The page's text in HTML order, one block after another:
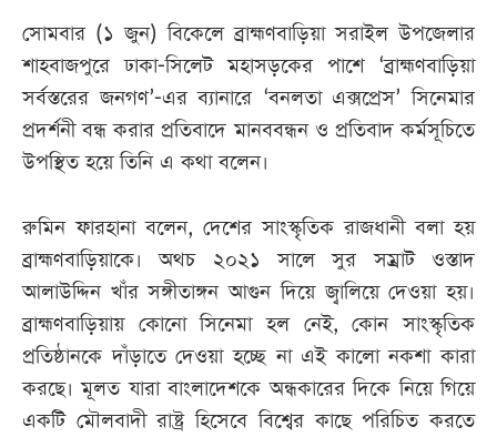
সোমবার (১ জুন) বিকেলে ব্রাহ্মণবাড়িয়া সরাইল উপজেলার
শাহবাজপুরে ঢাকা-সিলেট মহাসড়কের পাশে ‘ব্রাহ্মণবাড়িয়া
সর্বস্তরের জনগণ’-এর ব্যানারে ‘বনলতা এক্সপ্রেস’ সিনেমার
প্রদর্শনী বন্ধ করার প্রতিবাদে মানববন্ধন ও প্রতিবাদ কর্মসূচিতে
উপস্থিত হয়ে তিনি এ কথা বলেন।
রুমিন ফারহানা বলেন, দেশের সাংস্কৃতিক রাজধানী বলা হয়
ব্রাহ্মণবাড়িয়াকে। অথচ ২০২১ সালে সুর সম্রাট ওস্তাদ
আলাউদ্দিন খাঁর সঙ্গীতাঙ্গন আগুন দিয়ে জ্বালিয়ে দেওয়া হয়।
ব্রাহ্মণবাড়িয়ায় কোনো সিনেমা হল নেই, কোন সাংস্কৃতিক
প্রতিষ্ঠানকে দাঁড়াতে দেওয়া হচ্ছে না এই কালো নকশা কারা
করছে। মূলত যারা বাংলাদেশকে অন্ধকারের দিকে নিয়ে গিয়ে
একটি মৌলবাদী রাষ্ট্র হিসেবে বিশ্বের কাছে পরিচিত করতে